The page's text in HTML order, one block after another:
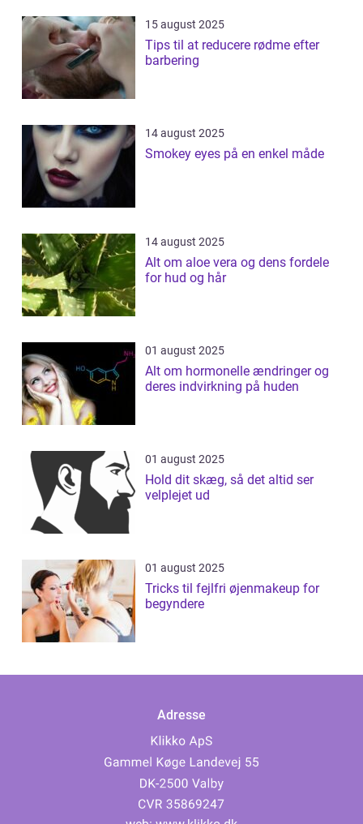
15 august 2025
Tips til at reducere rødme efter
barbering
14 august 2025
Smokey eyes på en enkel måde
14 august 2025
Alt om aloe vera og dens fordele
for hud og hår
01 august 2025
Alt om hormonelle ændringer og
deres indvirkning på huden
01 august 2025
Hold dit skæg, så det altid ser
velplejet ud
01 august 2025
Tricks til fejlfri øjenmakeup for
begyndere
Adresse